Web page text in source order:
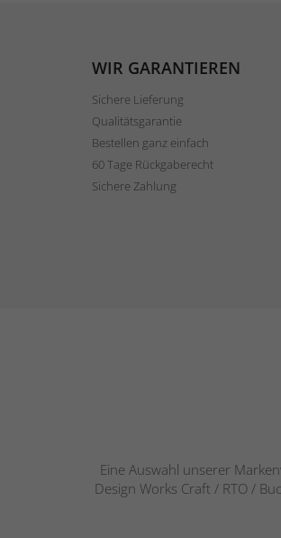
WIR GARANTIEREN
Sichere Lieferung
Qualitätsgarantie
Bestellen ganz einfach
60 Tage Rückgaberecht
Sichere Zahlung
Eine Auswahl unserer
Design Works Craft / RTO /